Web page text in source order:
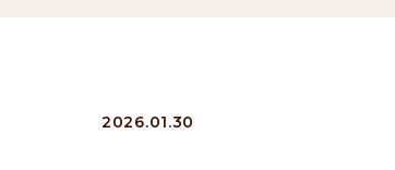
2026.01.30